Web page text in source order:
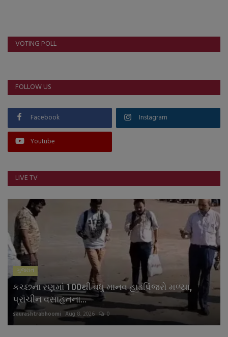
આંતરરાષ્ટ્રીય
રાષ્ટ્રીય
ગુજરાત
Support US
બજારના સમાચાર
નાણાંકીય સમાચાર
સ્થાનિક સમાચાર
સ્પોર્ટ્સ
રાશિફળ
VOTING POLL
FOLLOW US
Facebook Instagram
Youtube
LIVE TV
ગુજરાત
કચ્છના રણમાં 100થી વધુ માનવ હાડપિંજરો મળ્યા,
પ્રાચીન વસાહતના...
saurashtrabhoomi Aug 8, 2026 0